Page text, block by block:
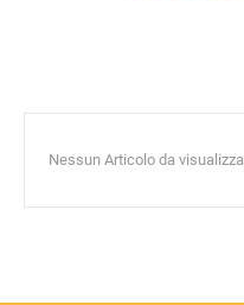
Nessun Articolo da